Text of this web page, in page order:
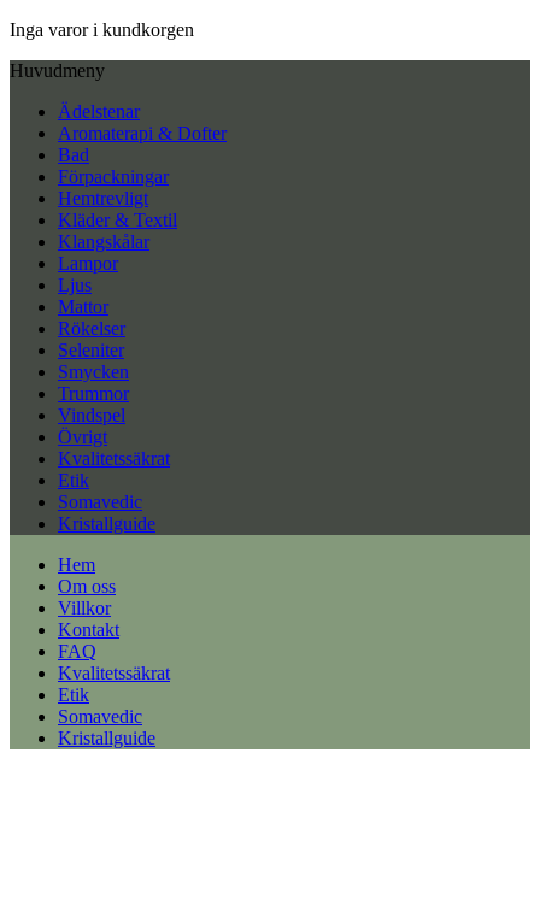
Inga varor i kundkorgen
Huvudmeny
Ädelstenar
Aromaterapi & Dofter
Bad
Förpackningar
Hemtrevligt
Kläder & Textil
Klangskålar
Lampor
Ljus
Mattor
Rökelser
Seleniter
Smycken
Trummor
Vindspel
Övrigt
Kvalitetssäkrat
Etik
Somavedic
Kristallguide
Hem
Om oss
Villkor
Kontakt
FAQ
Kvalitetssäkrat
Etik
Somavedic
Kristallguide